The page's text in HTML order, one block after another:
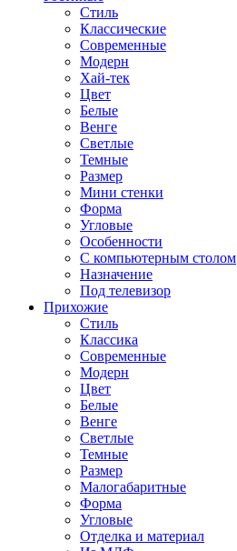
Стиль
Классические
Современные
Модерн
Хай-тек
Цвет
Белые
Венге
Светлые
Темные
Размер
Мини стенки
Форма
Угловые
Особенности
С компьютерным столом
Назначение
Под телевизор
Прихожие
Стиль
Классика
Современные
Модерн
Цвет
Белые
Венге
Светлые
Темные
Размер
Малогабаритные
Форма
Угловые
Отделка и материал